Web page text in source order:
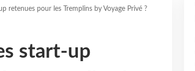
retenues pour les Tremplins by Voyage Privé ?
start-up